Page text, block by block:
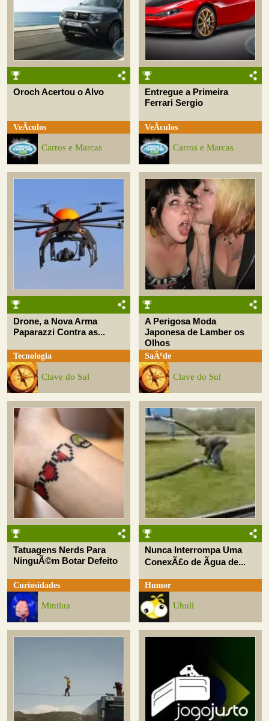
Oroch Acertou o Alvo
VeÃ­culos
Carros e Marcas
Entregue a Primeira
Ferrari Sergio
VeÃ­culos
Carros e Marcas
Drone, a Nova Arma
Paparazzi Contra as...
Tecnologia
Clave do Sul
A Perigosa Moda
Japonesa de Lamber os
Olhos
SaÃºde
Clave do Sul
Tatuagens Nerds Para
NinguÃ©m Botar Defeito
Curiosidades
Minilua
Nunca Interrompa Uma
ConexÃ£o de Ãgua de...
Humor
Uhull